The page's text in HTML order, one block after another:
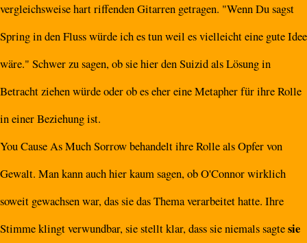
vergleichsweise hart riffenden Gitarren getragen. "Wenn Du sagst
Spring in den Fluss würde ich es tun weil es vielleicht eine gute Idee
wäre." Schwer zu sagen, ob sie hier den Suizid als Lösung in
Betracht ziehen würde oder ob es eher eine Metapher für ihre Rolle
in einer Beziehung ist.
You Cause As Much Sorrow behandelt ihre Rolle als Opfer von
Gewalt. Man kann auch hier kaum sagen, ob O'Connor wirklich
soweit gewachsen war, das sie das Thema verarbeitet hatte. Ihre
Stimme klingt verwundbar, sie stellt klar, dass sie niemals sagtesie